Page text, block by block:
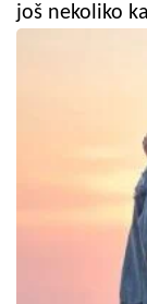
još nekoliko